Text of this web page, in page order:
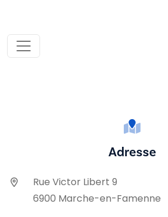
Adresse
Rue Victor Libert 9
6900 Marche-en-Famenne